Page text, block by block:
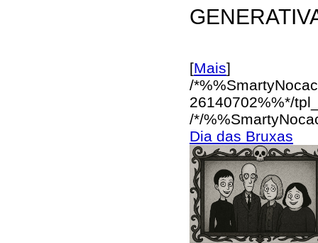
[Mais]
/
26140702%%*/
/*/
Dia das Bruxas